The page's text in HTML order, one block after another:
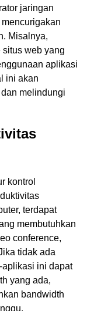
jaringan
Misalnya,
situs web yang
aplikasi
ini akan
melindungi
kontrol
terdapat
membutuhkan
conference,
tidak ada
ini dapat
yang ada,
bandwidth